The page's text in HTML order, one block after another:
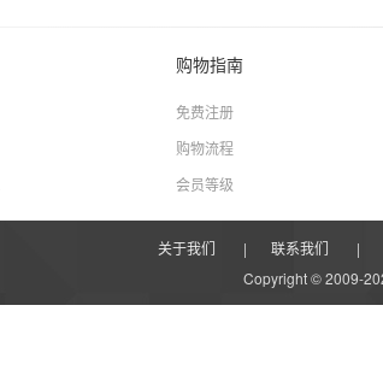
购物指南
免费注册
购物流程
会员等级
关于我们 | 联系我们 |
Copyright © 2009-